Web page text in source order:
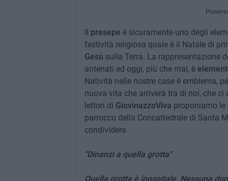
presepe è sicuramente uno degli
festività religiosa quale è il Natale di
Gesù sulla Terra. La rappresentazione
antenati ed oggi, più che mai, è
Natività nelle nostre case è emblema,
nuova vita che arriverà tra di noi, che
lettori di GiovinazzoViva proponiamo
parrocco della Concattedrale di Santa
condividere.
"Dinanzi a quella grotta"
Quella grotta è inospitale. Nessuna